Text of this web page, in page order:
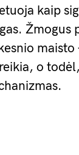
kaip
Žmogus
maisto
o